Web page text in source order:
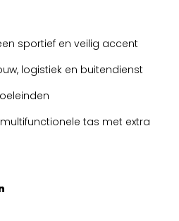
sportief en veilig accent
logistiek en buitendienst
tas met extra